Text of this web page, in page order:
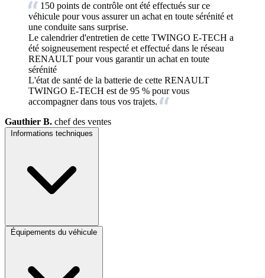
150 points de contrôle ont été effectués sur ce
véhicule pour vous assurer un achat en toute sérénité et
une conduite sans surprise.
Le calendrier d'entretien de cette TWINGO E-TECH a
été soigneusement respecté et effectué dans le réseau
RENAULT pour vous garantir un achat en toute
sérénité
L'état de santé de la batterie de cette RENAULT
TWINGO E-TECH est de 95 % pour vous
accompagner dans tous vos trajets.
Gauthier B. chef des ventes
Informations techniques
Équipements du véhicule